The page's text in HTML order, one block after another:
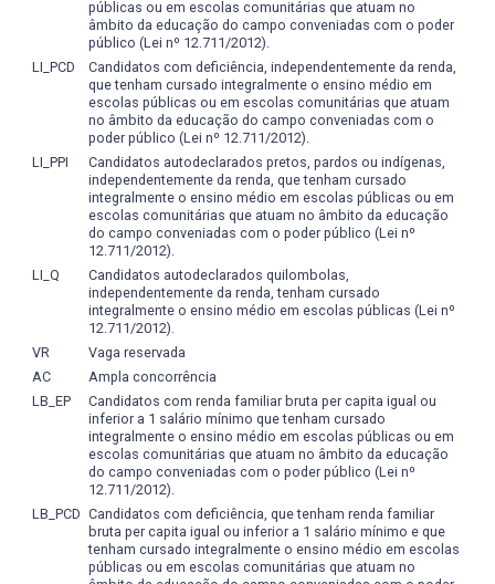
promovendo a integração do
ensino de graduação com a pós-
graduação, privilegiando, no perfil
de seus formandos, as
competências intelectuais que
reflitam a heterogeneidade das
demandas sociais.
Indispensável para um efetivo diálogo com as variáveis
demandas sociais do nosso tempo é a valorização de
uma formação sólida envolvendo estudos básicos
relacionados com a cultura, as artes e também as
ciências humanas e sociais; envolvendo estudos
relacionados com a pluralidade de conhecimentos
instrumentais, composicionais, tecnológicos e estéticos;
bem como estudos que permitam a integração
teoria/prática relacionada com o exercício da arte musical
e do desempenho profissional. Deste modo, o curso
propicia a constituição de habilidades ou capacidades
para se situar e dialogar com o atual estado das
pesquisas em música e que possibilitam o trânsito nas
diversas correntes estéticas instituídas, da música de
concerto e popular.
tarefa de leitura/pesquisa solicitada, verificar o
envolvimento extra-classe com os conteúdos estudados.
Produção textualem caráter dissertativo:
verificar o envolvimento do aluno com a difusão escrita do
conhecimento científico; verificar a capacidade reflexiva
do aluno; verificar a capacidade de elaboração e
exposição dissertativa de idéias.Critérios de valoração
Conteúdo (objetividade na apresentação do tema e
conteúdo do trabalho solicitado; desenvolvimento com
capacidade em relacionar o conteúdo com as demais
disciplinas de sua formação, referência aos autores-
chave da área, posicionamento crítico frente às idéias do
autor, propriedade nas exemplificações; conclusão com
fechamento do tema, apontando para possibilidades
futuras de trabalho e/ou pesquisas na área); Forma
(organização, seqüência lógica, correção lingüística);
Normas técnicas.
Apresentação de trabalhos: Objetivos:verificar o
desempenho do aluno na comunicação oral do
conhecimento científico; verificar a capacidade reflexiva
do aluno; verificar a capacidade de elaboração e
públicas ou em escolas comunitárias que atuam no
âmbito da educação do campo conveniadas com o poder
público (Lei nº 12.711/2012).
LI_PCD
Candidatos com deficiência, independentemente da renda,
que tenham cursado integralmente o ensino médio em
escolas públicas ou em escolas comunitárias que atuam
no âmbito da educação do campo conveniadas com o
poder público (Lei nº 12.711/2012).
LI_PPI
Candidatos autodeclarados pretos, pardos ou indígenas,
independentemente da renda, que tenham cursado
integralmente o ensino médio em escolas públicas ou em
escolas comunitárias que atuam no âmbito da educação
do campo conveniadas com o poder público (Lei nº
12.711/2012).
LI_Q
Candidatos autodeclarados quilombolas,
independentemente da renda, tenham cursado
integralmente o ensino médio em escolas públicas (Lei nº
12.711/2012).
VR
Vaga reservada
AC
Ampla concorrência
LB_EP
Candidatos com renda familiar bruta per capita igual ou
inferior a 1 salário mínimo que tenham cursado
integralmente o ensino médio em escolas públicas ou em
escolas comunitárias que atuam no âmbito da educação
do campo conveniadas com o poder público (Lei nº
12.711/2012).
LB_PCD Candidatos com deficiência, que tenham renda familiar
bruta per capita igual ou inferior a 1 salário mínimo e que
tenham cursado integralmente o ensino médio em escolas
públicas ou em escolas comunitárias que atuam no